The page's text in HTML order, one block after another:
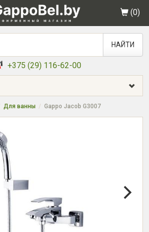
(0)
НАЙТИ
+375 (29) 116-62-00
Для ванны Gappo Jacob G3007